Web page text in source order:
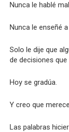
Nunca le hablé
Nunca le enseñé
Solo le dije que
de decisiones
Hoy se gradúa.
Y creo que
Las palabras